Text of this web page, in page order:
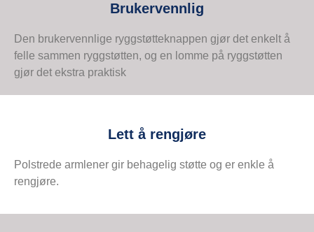
Brukervennlig
Den brukervennlige ryggstøtteknappen gjør det enkelt å
felle sammen ryggstøtten, og en lomme på ryggstøtten
gjør det ekstra praktisk
Lett å rengjøre
Polstrede armlener gir behagelig støtte og er enkle å
rengjøre.